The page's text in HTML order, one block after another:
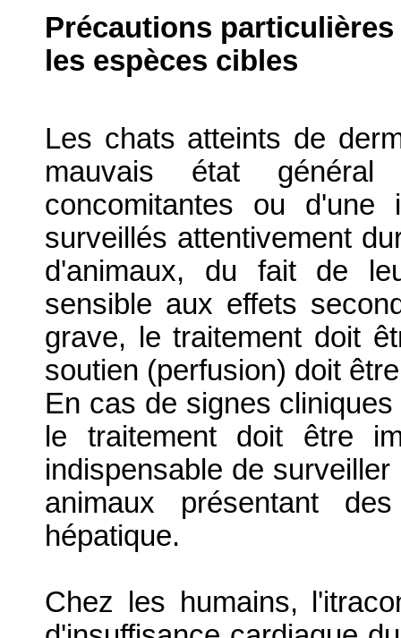
Précautions
les espèces cibles
Les chats atteints de
mauvais état
concomitantes ou d'une
surveillés attentivement
d'animaux, du fait de
sensible aux effets
grave, le traitement doit
soutien (perfusion) doit
En cas de signes
le traitement doit être
indispensable de
animaux présentant
hépatique.
Chez les humains,